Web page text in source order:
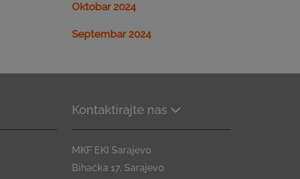
Oktobar 2024
Septembar 2024
Kontaktirajte nas
MKF EKI Sarajevo
Bihaćka 17, Sarajevo